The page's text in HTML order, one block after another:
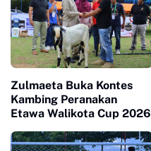
Zulmaeta Buka Kontes
Kambing Peranakan
Etawa Walikota Cup 2026